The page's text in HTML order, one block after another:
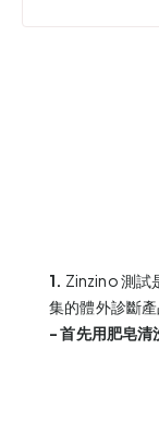
1. Zinzino 測試
集的體外診斷產
- 首先用肥皂清